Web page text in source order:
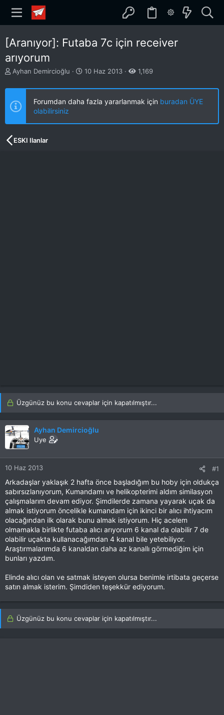
[Aranıyor]: Futaba 7c için receiver
arıyorum
K
n
u
u
b
a
Ayhan Demircioğlu
B
ş
a
g
10 Haz 2013 1,169
Forumdan daha fazla yararlanmak için buradan ÜYE
olabilirsiniz
ESKI Ilanlar
Üzgünüz bu konu cevaplar için kapatılmıştır...
Ayhan Demircioğlu
Uye
10 Haz 2013 #1
Arkadaşlar yaklaşık 2 hafta önce başladığım bu hoby için oldukça
sabırsızlanıyorum, Kumandamı ve helikopterimi aldım similasyon
çalışmalarım devam ediyor. Şimdilerde zamana yayarak uçak da
almak istiyorum öncelikle kumandam için ikinci bir alıcı ihtiyacım
olacağından ilk olarak bunu almak istiyorum. Hiç acelem
olmamakla birlikte futaba alıcı arıyorum 6 kanal da olabilir 7 de
olabilir uçakta kullanacağımdan 4 kanal bile yetebiliyor.
Araştırmalarımda 6 kanaldan daha az kanallı görmediğim için
bunları yazdım.
Elinde alıcı olan ve satmak isteyen olursa benimle irtibata geçerse
satın almak isterim. Şimdiden teşekkür ediyorum.
Üzgünüz bu konu cevaplar için kapatılmıştır...